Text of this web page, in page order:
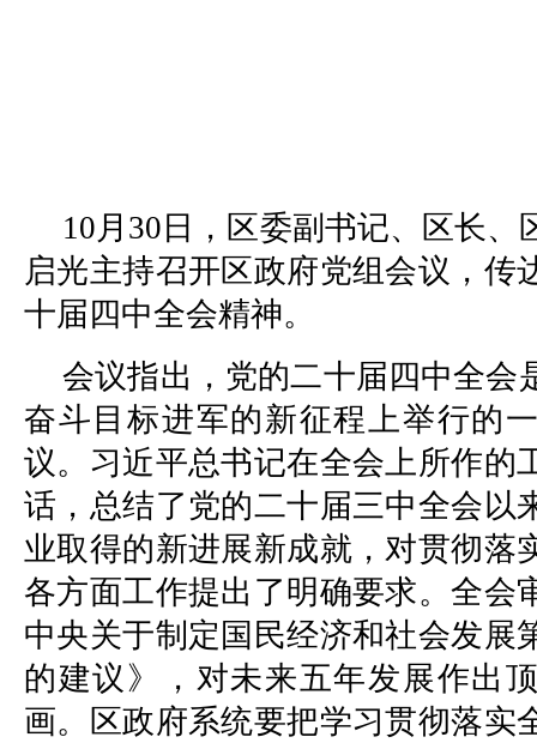
10月30日，区委副书记、区长、
启光主持召开区政府党组会议，传
十届四中全会精神。
会议指出，党的二十届四中全会
奋斗目标进军的新征程上举行的
议。习近平总书记在全会上所作的
话，总结了党的二十届三中全会以
业取得的新进展新成就，对贯彻落
各方面工作提出了明确要求。全会
中央关于制定国民经济和社会发展
的建议》，对未来五年发展作出
画。区政府系统要把学习贯彻落实